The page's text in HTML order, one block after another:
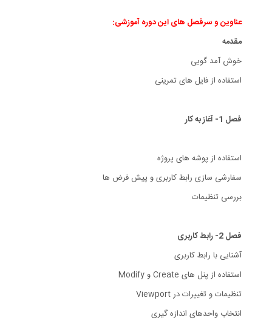
عناوین و سرفصل های این دوره آموزشی:
مقدمه
خوش آمد گویی
استفاده از فایل های تمرینی
فصل 1- آغاز به کار
استفاده از پوشه های پروژه
سفارشی سازی رابط کاربری و پیش فرض ها
بررسی تنظیمات
فصل 2- رابط کاربری
آشنایی با رابط کاربری
استفاده از پنل های Create و Modify
تنظیمات و تغییرات در Viewport
انتخاب واحدهای اندازه گیری